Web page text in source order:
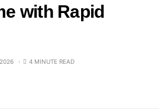
with Rapid
4 MINUTE READ